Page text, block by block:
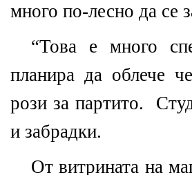
много по-лесно да се
“Това е много
планира да облече
рози за партито.
и забрадки.
От витрината на